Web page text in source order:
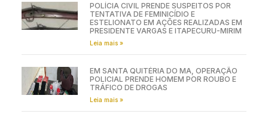
POLÍCIA CIVIL PRENDE SUSPEITOS POR
TENTATIVA DE FEMINICÍDIO E
ESTELIONATO EM AÇÕES REALIZADAS EM
PRESIDENTE VARGAS E ITAPECURU-MIRIM
Leia mais »
EM SANTA QUITÉRIA DO MA, OPERAÇÃO
POLICIAL PRENDE HOMEM POR ROUBO E
TRÁFICO DE DROGAS
Leia mais »